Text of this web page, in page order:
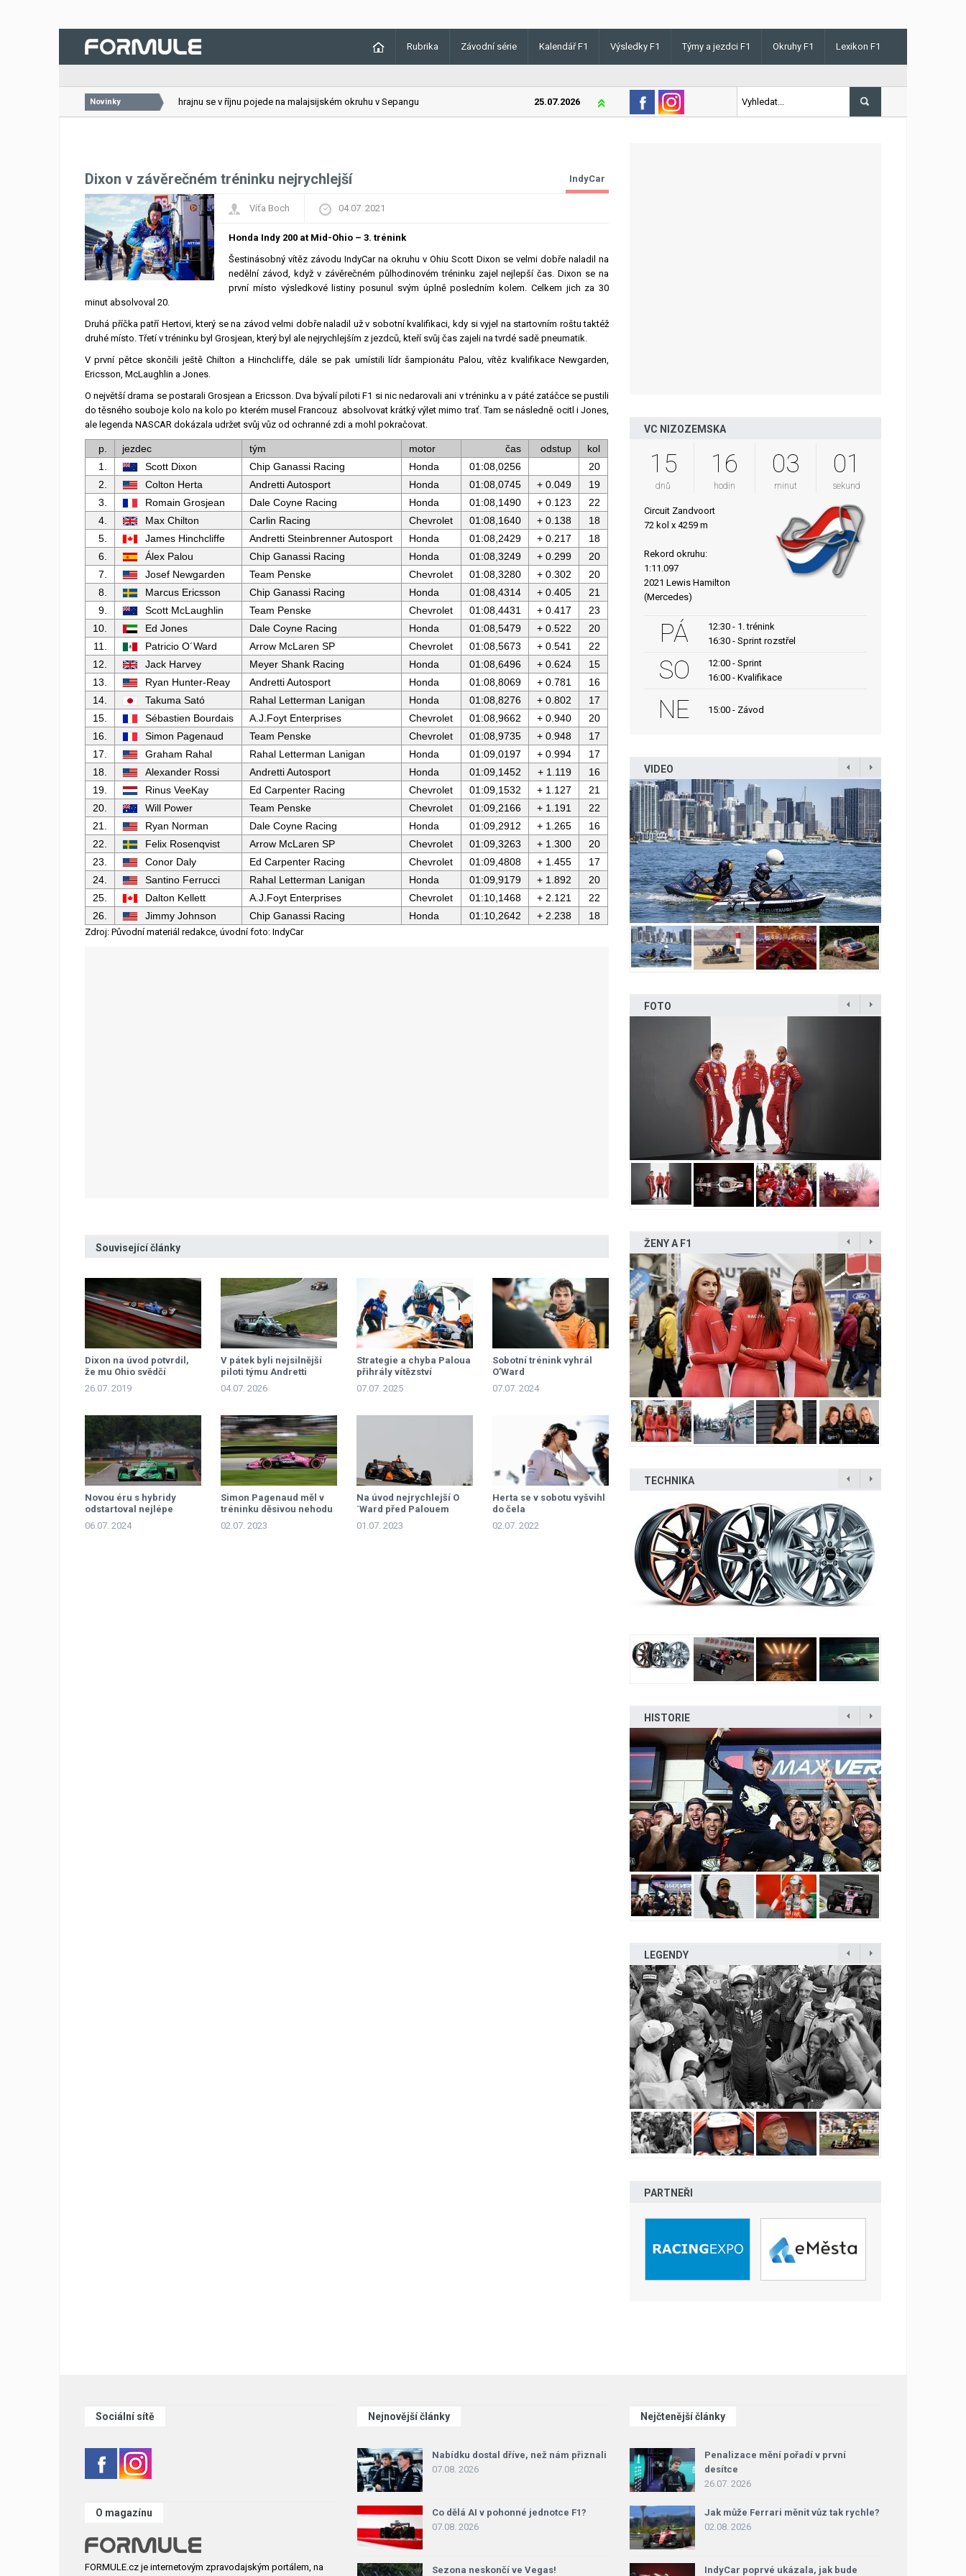
Rubrika Závodní série Kalendář F1 Výsledky F1 Týmy a jezdci F1 Okruhy F1 Lexikon F1
Novinky
26.07.2026 VC Bahrajnu se v říjnu pojede na malajsijském okruhu v Sepangu 25.07.2026 Lando Norris v Maďarsku letos poprvé vyhrál kvalifikaci
Dixon v závěrečném tréninku nejrychlejší IndyCar
Víťa Boch 04.07. 2021
Honda Indy 200 at Mid-Ohio – 3. trénink
Šestinásobný vítěz závodu IndyCar na okruhu v Ohiu Scott Dixon se velmi dobře naladil na
nedělní závod, když v závěrečném půlhodinovém tréninku zajel nejlepší čas. Dixon se na
první místo výsledkové listiny posunul svým úplně posledním kolem. Celkem jich za 30
minut absolvoval 20.
Druhá příčka patří Hertovi, který se na závod velmi dobře naladil už v sobotní kvalifikaci, kdy si vyjel na startovním roštu taktéž
druhé místo. Třetí v tréninku byl Grosjean, který byl ale nejrychlejším z jezdců, kteří svůj čas zajeli na tvrdé sadě pneumatik.
V první pětce skončili ještě Chilton a Hinchcliffe, dále se pak umístili lídr šampionátu Palou, vítěz kvalifikace Newgarden,
Ericsson, McLaughlin a Jones.
O největší drama se postarali Grosjean a Ericsson. Dva bývalí piloti F1 si nic nedarovali ani v tréninku a v páté zatáčce se pustili
do těsného souboje kolo na kolo po kterém musel Francouz absolvovat krátký výlet mimo trať. Tam se následně ocitl i Jones,
ale legenda NASCAR dokázala udržet svůj vůz od ochranné zdi a mohl pokračovat.
p. jezdec tým motor čas odstup
kol
1.
Scott Dixon Chip Ganassi Racing Honda 01:08,0256
20
2.
Colton Herta Andretti Autosport Honda 01:08,0745 + 0.049
19
3.
Romain Grosjean Dale Coyne Racing Honda 01:08,1490 + 0.123
22
4.
Max Chilton Carlin Racing Chevrolet 01:08,1640 + 0.138
18
5.
James Hinchcliffe Andretti Steinbrenner Autosport Honda 01:08,2429 + 0.217
18
6.
Álex Palou Chip Ganassi Racing Honda 01:08,3249 + 0.299
20
7.
Josef Newgarden Team Penske Chevrolet 01:08,3280 + 0.302
20
8.
Marcus Ericsson Chip Ganassi Racing Honda 01:08,4314 + 0.405
21
9.
Scott McLaughlin Team Penske Chevrolet 01:08,4431 + 0.417
23
10.
Ed Jones Dale Coyne Racing Honda 01:08,5479 + 0.522
20
11.
Patricio O´Ward Arrow McLaren SP Chevrolet 01:08,5673 + 0.541
22
12.
Jack Harvey Meyer Shank Racing Honda 01:08,6496 + 0.624
15
13.
Ryan Hunter-Reay Andretti Autosport Honda 01:08,8069 + 0.781
16
14.
Takuma Sató Rahal Letterman Lanigan Honda 01:08,8276 + 0.802
17
15.
Sébastien Bourdais A.J.Foyt Enterprises Chevrolet 01:08,9662 + 0.940
20
16.
Simon Pagenaud Team Penske Chevrolet 01:08,9735 + 0.948
17
17.
Graham Rahal Rahal Letterman Lanigan Honda 01:09,0197 + 0.994
17
18.
Alexander Rossi Andretti Autosport Honda 01:09,1452 + 1.119
16
19.
Rinus VeeKay Ed Carpenter Racing Chevrolet 01:09,1532 + 1.127
21
20.
Will Power Team Penske Chevrolet 01:09,2166 + 1.191
22
21.
Ryan Norman Dale Coyne Racing Honda 01:09,2912 + 1.265
16
22.
Felix Rosenqvist Arrow McLaren SP Chevrolet 01:09,3263 + 1.300
20
23.
Conor Daly Ed Carpenter Racing Chevrolet 01:09,4808 + 1.455
17
24.
Santino Ferrucci Rahal Letterman Lanigan Honda 01:09,9179 + 1.892
20
25.
Dalton Kellett A.J.Foyt Enterprises Chevrolet 01:10,1468 + 2.121
22
26.
Jimmy Johnson Chip Ganassi Racing Honda 01:10,2642 + 2.238 18
Zdroj: Původní materiál redakce, úvodní foto: IndyCar
Související články
Dixon na úvod potvrdil,
že mu Ohio svědčí
26.07. 2019
V pátek byli nejsilnější
piloti týmu Andretti
Global
04.07. 2026
Strategie a chyba Paloua
přihrály vítězství
Dixonovi
07.07. 2025
Sobotní trénink vyhrál
O’Ward
07.07. 2024
Novou éru s hybridy
odstartoval nejlépe
úřadující šampion
06.07. 2024
Simon Pagenaud měl v
tréninku děsivou nehodu
02.07. 2023
Na úvod nejrychlejší O
´Ward před Palouem
01.07. 2023
Herta se v sobotu vyšvihl
do čela
02.07. 2022
VC NIZOZEMSKA
15
dnů
16
hodin
03
minut
00
sekund
Circuit Zandvoort
72 kol x 4259 m
Rekord okruhu:
1:11.097
2021 Lewis Hamilton
(Mercedes)
PÁ
12:30 - 1. trénink
16:30 - Sprint rozstřel
SO
12:00 - Sprint
16:00 - Kvalifikace
NE 15:00 - Závod
VIDEO
FOTO
ŽENY A F1
TECHNIKA
HISTORIE
LEGENDY
PARTNEŘI
Sociální sítě
O magazínu
FORMULE.cz je internetovým zpravodajským portálem, na
Nejnovější články
Nabídku dostal dříve, než nám přiznali
07.08. 2026
Co dělá AI v pohonné jednotce F1?
07.08. 2026
Sezona neskončí ve Vegas!
Nejčtenější články
Penalizace mění pořadí v první
desítce
26.07. 2026
Jak může Ferrari měnit vůz tak rychle?
02.08. 2026
IndyCar poprvé ukázala, jak bude